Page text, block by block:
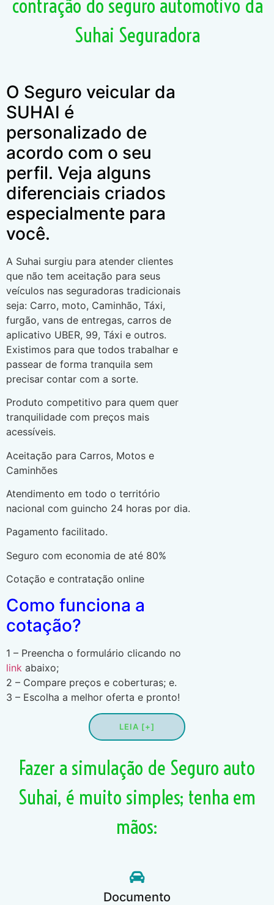
contração do seguro automotivo da
Suhai Seguradora
O Seguro veicular da
SUHAI é
personalizado de
acordo com o seu
perfil. Veja alguns
diferenciais criados
especialmente para
você.
A Suhai surgiu para atender clientes
que não tem aceitação para seus
veículos nas seguradoras tradicionais
seja: Carro, moto, Caminhão, Táxi,
furgão, vans de entregas, carros de
aplicativo UBER, 99, Táxi e outros.
Existimos para que todos trabalhar e
passear de forma tranquila sem
precisar contar com a sorte.
Produto competitivo para quem quer
tranquilidade com preços mais
acessíveis.
Aceitação para Carros, Motos e
Caminhões
Atendimento em todo o território
nacional com guincho 24 horas por dia.
Pagamento facilitado.
Seguro com economia de até 80%
Cotação e contratação online
Como funciona a
cotação?
1 – Preencha o formulário clicando no
link abaixo;
2 – Compare preços e coberturas; e.
3 – Escolha a melhor oferta e pronto!
LEIA [+]
Fazer a simulação de Seguro auto
Suhai, é muito simples; tenha em
mãos:
Documento